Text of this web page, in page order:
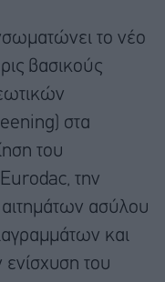
το νέο
βασικούς
στα
του
την
ασύλου
και
του